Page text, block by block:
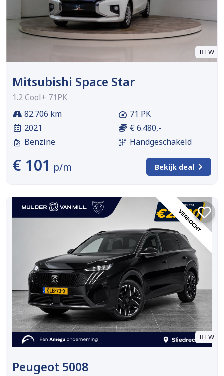
BTW
Mitsubishi Space Star
1.2 Cool+ 71PK
82.706 km
2021
Benzine
71 PK
€ 6.480,-
Handgeschakeld
€ 101 p/m Bekijk deal
BTW
Peugeot 5008